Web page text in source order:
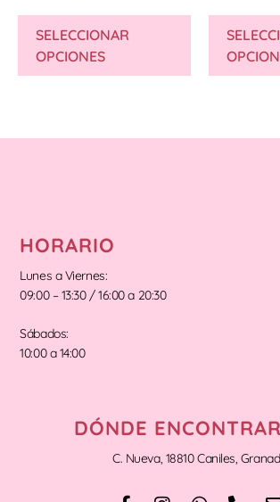
SELECCIONAR
OPCIONES
HORARIO
Lunes a Viernes:
09:00 – 13:30 / 16:00 a 20:30
Sábados:
10:00 a 14:00
DÓNDE
C. Nueva, 18810 Caniles,